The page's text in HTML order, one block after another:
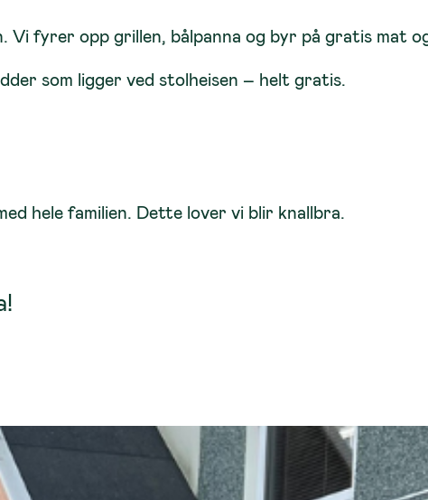
fyrer opp grillen, bålpanna og byr på gratis mat
som ligger ved stolheisen – helt gratis.
hele familien. Dette lover vi blir knallbra.
!